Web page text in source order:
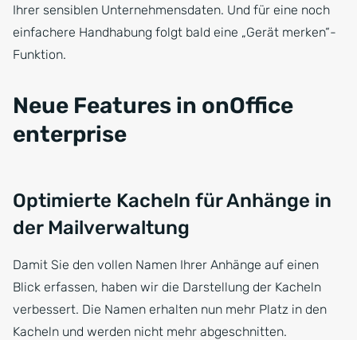
Ihrer sensiblen Unternehmensdaten. Und für eine noch
einfachere Handhabung folgt bald eine „Gerät merken“-
Funktion.
Neue Features in onOffice
enterprise
Optimierte Kacheln für Anhänge in
der Mailverwaltung
Damit Sie den vollen Namen Ihrer Anhänge auf einen
Blick erfassen, haben wir die Darstellung der Kacheln
verbessert. Die Namen erhalten nun mehr Platz in den
Kacheln und werden nicht mehr abgeschnitten.